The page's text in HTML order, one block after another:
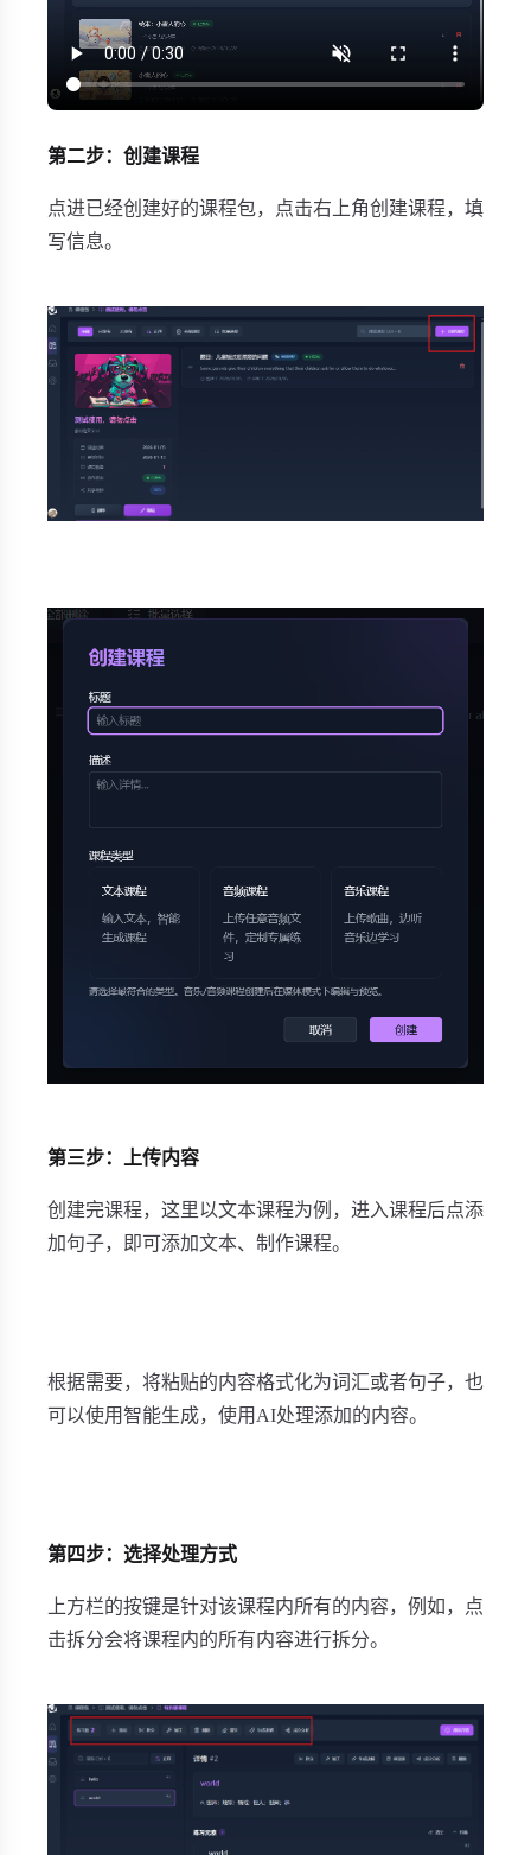
第二步：创建课程
点进已经创建好的课程包，点击右上角创建课程，填
写信息。
第三步：上传内容
创建完课程，这里以文本课程为例，进入课程后点添
加句子，即可添加文本、制作课程。
根据需要，将粘贴的内容格式化为词汇或者句子，也
可以使用智能生成，使用AI处理添加的内容。
第四步：选择处理方式
上方栏的按键是针对该课程内所有的内容，例如，点
击拆分会将课程内的所有内容进行拆分。